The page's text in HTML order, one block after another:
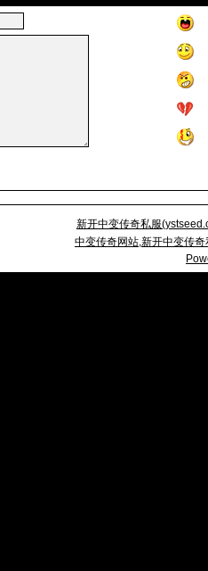
新开中变传奇私服(
中变传奇网站,新开中变传